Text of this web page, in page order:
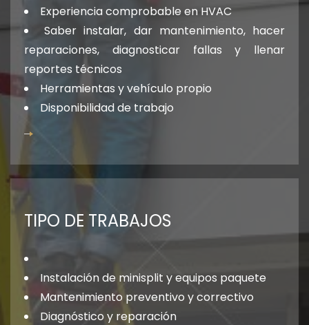
Experiencia comprobable en HVAC
Saber instalar, dar mantenimiento, hacer
reparaciones, diagnosticar fallas y llenar
reportes técnicos
Herramientas y vehículo propio
Disponibilidad de trabajo
TIPO DE TRABAJOS
Instalación de minisplit y equipos paquete
Mantenimiento preventivo y correctivo
Diagnóstico y reparación